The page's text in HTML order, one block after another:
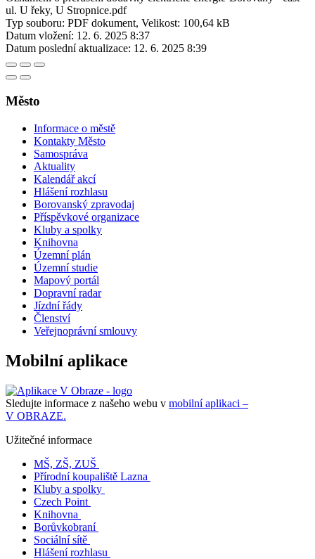
ul. U řeky, U Stropnice.pdf
Typ souboru: PDF dokument, Velikost: 100,64 kB
Datum vložení: 12. 6. 2025 8:37
Datum poslední aktualizace: 12. 6. 2025 8:39
Město
Informace o městě
Kontakty Město
Samospráva
Aktuality
Kalendář akcí
Hlášení rozhlasu
Borovanský zpravodaj
Příspěvkové organizace
Kluby a spolky
Knihovna
Územní plán
Územní studie
Mapový portál
Dopravní radar
Jízdní řády
Členství
Veřejnoprávní smlouvy
Mobilní aplikace
Sledujte informace z našeho webu v mobilní aplikaci –
V OBRAZE.
Užitečné informace
MŠ, ZŠ, ZUŠ
Přírodní koupaliště Lazna
Kluby a spolky
Czech Point
Knihovna
Borůvkobraní
Sociální sítě
Hlášení rozhlasu